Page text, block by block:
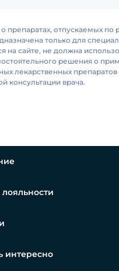
препаратах, отпускаемых по
только для
на сайте, не должна
решения о
лекарственных
консультации врача.
интересно